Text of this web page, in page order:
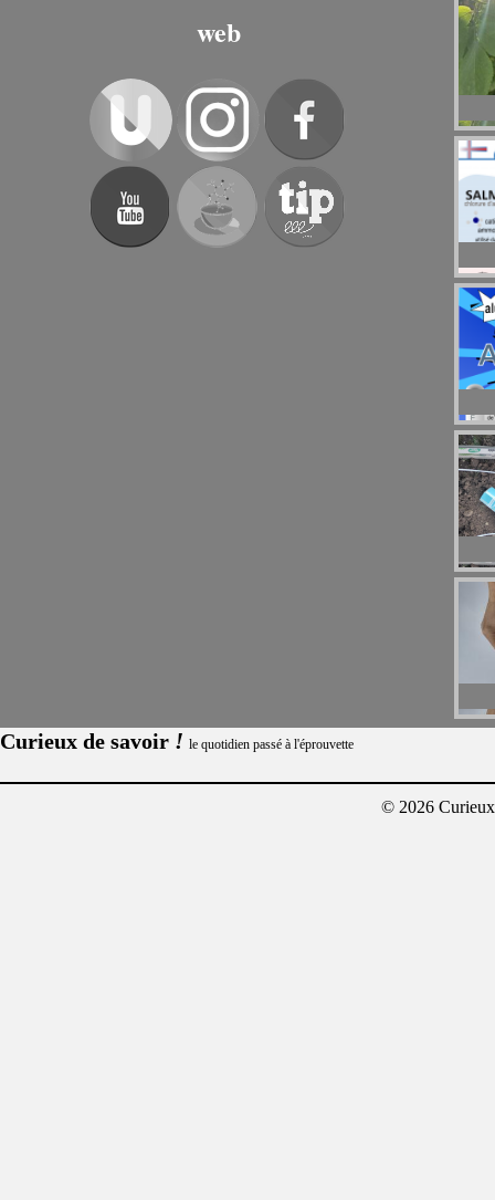
web
Curieux de savoir ! le quotidien passé à l'éprouvette
© 2026